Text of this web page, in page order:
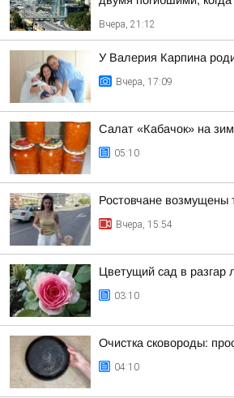
Вчера, 21:12
У Валерия Карпина
Вчера, 17:09
Салат «Кабачок» на
05:10
Ростовчане возмущены
Вчера, 15:54
Цветущий сад в разгар
03:10
Очистка сковороды:
04:10